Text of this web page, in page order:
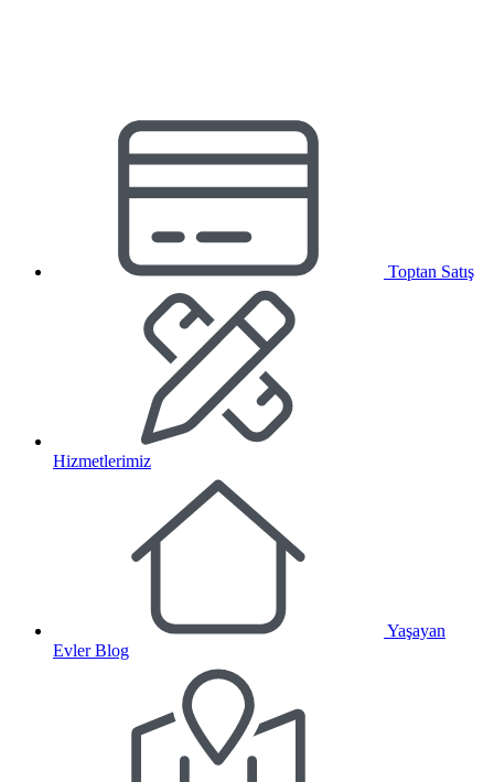
Toptan Satış
Hizmetlerimiz
Yaşayan
Evler Blog